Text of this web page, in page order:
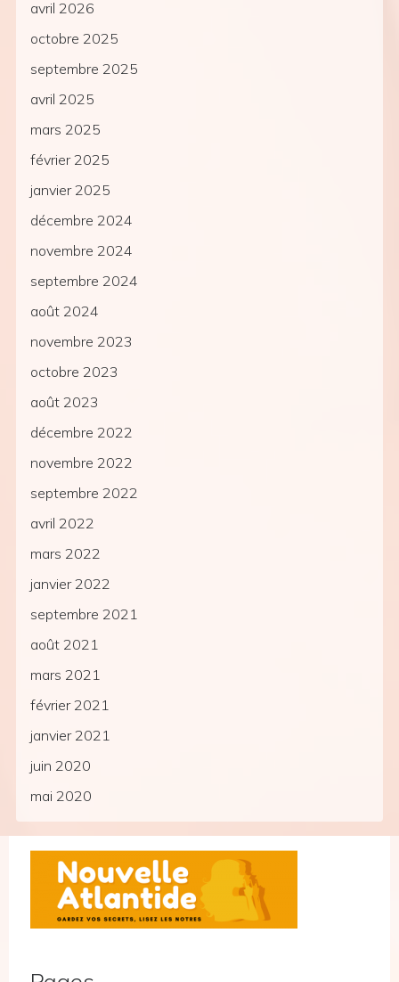
avril 2026
octobre 2025
septembre 2025
avril 2025
mars 2025
février 2025
janvier 2025
décembre 2024
novembre 2024
septembre 2024
août 2024
novembre 2023
octobre 2023
août 2023
décembre 2022
novembre 2022
septembre 2022
avril 2022
mars 2022
janvier 2022
septembre 2021
août 2021
mars 2021
février 2021
janvier 2021
juin 2020
mai 2020